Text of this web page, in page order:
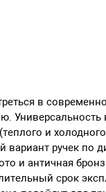
в
и
ручек по
и античная
срок